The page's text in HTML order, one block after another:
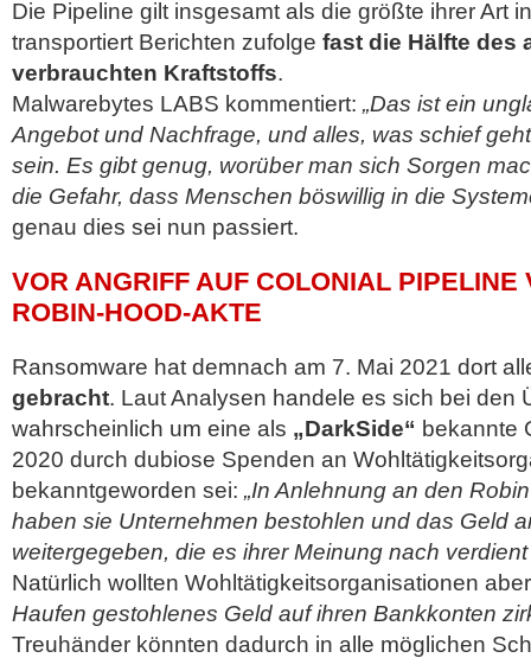
Die Pipeline gilt insgesamt als die größte ihrer Art
transportiert Berichten zufolge fast die Hälfte des
verbrauchten Kraftstoffs.
Malwarebytes LABS kommentiert: „Das ist ein
Angebot und Nachfrage, und alles, was schief
sein. Es gibt genug, worüber man sich Sorgen
die Gefahr, dass Menschen böswillig in die
genau dies sei nun passiert.
VOR ANGRIFF AUF COLONIAL PIPELINE
ROBIN-HOOD-AKTE
Ransomware hat demnach am 7. Mai 2021 dort
gebracht. Laut Analysen handele es sich bei den
wahrscheinlich um eine als „DarkSide“ bekannte
2020 durch dubiose Spenden an
bekanntgeworden sei: „In Anlehnung an den
haben sie Unternehmen bestohlen und das Geld
weitergegeben, die es ihrer Meinung nach verdient
Natürlich wollten Wohltätigkeitsorganisationen
Haufen gestohlenes Geld auf ihren Bankkonten
Treuhänder könnten dadurch in alle möglichen